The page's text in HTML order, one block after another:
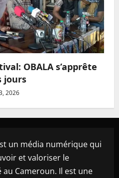
OBALA s’apprête
jours
2026
un média numérique qui
et valoriser le
Cameroun. Il est une